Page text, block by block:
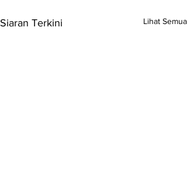
Siaran Terkini Lihat Semua